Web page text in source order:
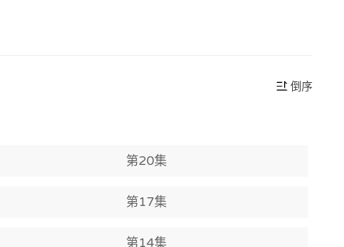
倒序
第20集
第17集
第14集